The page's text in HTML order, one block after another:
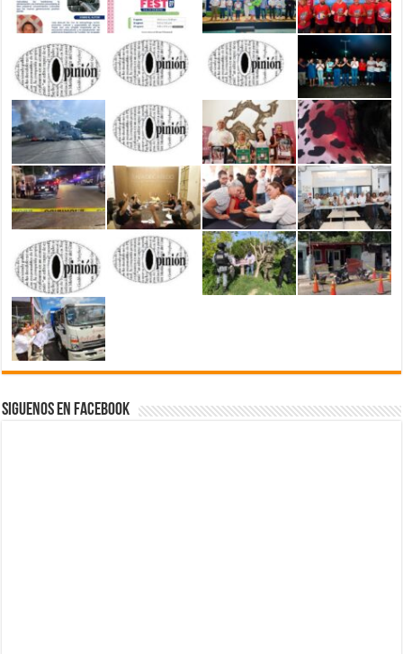
Siguenos en Facebook